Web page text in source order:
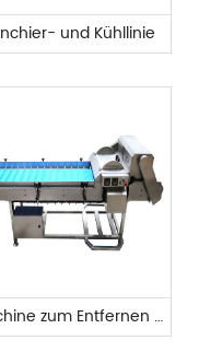
und Kühllinie
Maschine zum Entfernen von Gemüsewurzeln